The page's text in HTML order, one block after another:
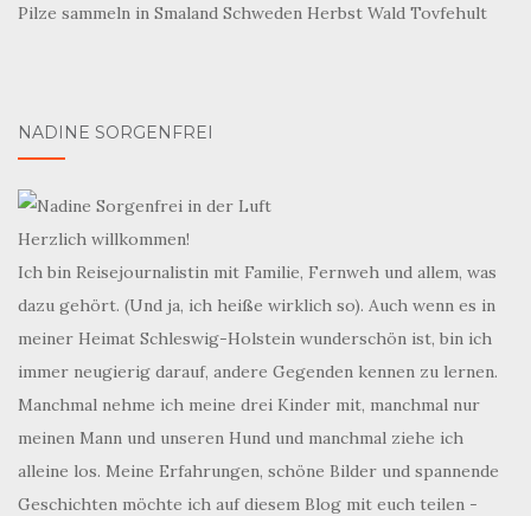
Pilze sammeln in Smaland Schweden Herbst Wald Tovfehult
NADINE SORGENFREI
Herzlich willkommen!
Ich bin Reisejournalistin mit Familie, Fernweh und allem, was
dazu gehört. (Und ja, ich heiße wirklich so). Auch wenn es in
meiner Heimat Schleswig-Holstein wunderschön ist, bin ich
immer neugierig darauf, andere Gegenden kennen zu lernen.
Manchmal nehme ich meine drei Kinder mit, manchmal nur
meinen Mann und unseren Hund und manchmal ziehe ich
alleine los. Meine Erfahrungen, schöne Bilder und spannende
Geschichten möchte ich auf diesem Blog mit euch teilen -